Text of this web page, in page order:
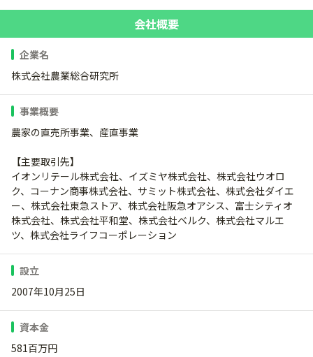
会社概要
企業名
株式会社農業総合研究所
事業概要
農家の直売所事業、産直事業
【主要取引先】
イオンリテール株式会社、イズミヤ株式会社、株式会社ウオロ
ク、コーナン商事株式会社、サミット株式会社、株式会社ダイエ
ー、株式会社東急ストア、株式会社阪急オアシス、富士シティオ
株式会社、株式会社平和堂、株式会社ベルク、株式会社マルエ
ツ、株式会社ライフコーポレーション
設立
2007年10月25日
資本金
581百万円